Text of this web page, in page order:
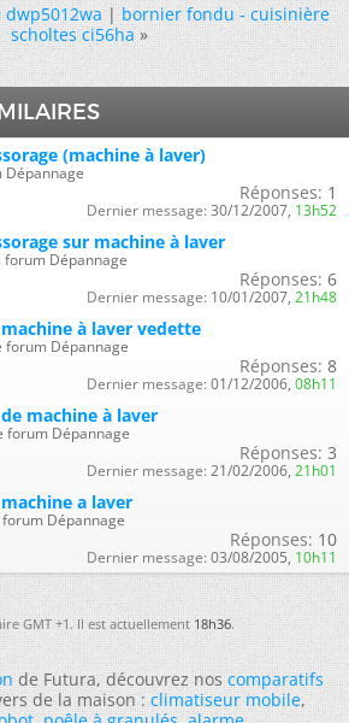
|bornier fondu - cuisinière
scholtes ci56ha »
(machine à laver)
Dépannage
Réponses: 1
Dernier message: 30/12/2007, 13h52
sur machine à laver
forum Dépannage
Réponses: 6
Dernier message: 10/01/2007, 21h48
à laver vedette
forum Dépannage
Réponses: 8
Dernier message: 01/12/2006, 08h11
machine à laver
forum Dépannage
Réponses: 3
Dernier message: 21/02/2006, 21h01
a laver
Dépannage
Réponses: 10
Dernier message: 03/08/2005, 10h11
GMT +1. Il est actuellement 18h36.
de Futura, découvrez noscomparatifs
de la maison :climatiseur mobile,